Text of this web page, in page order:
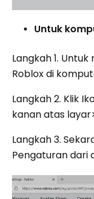
Untuk
Langkah 1.
Roblox di
Langkah 2. Klik
kanan atas
Langkah 3.
Pengaturan dari